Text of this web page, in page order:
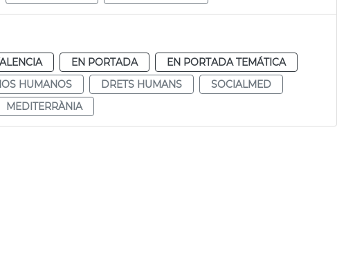
EN PORTADA
EN PORTADA TEMÁTICA
HUMANOS DRETS HUMANS
SOCIALMED
MEDITERRÀNIA